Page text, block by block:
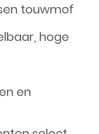
touwmof
hoge
en